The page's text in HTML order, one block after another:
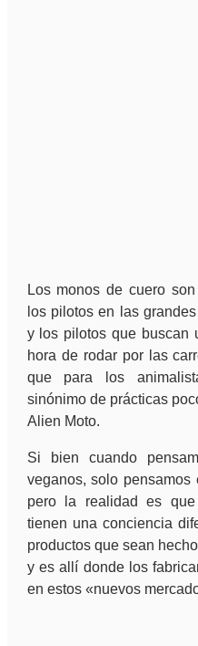
Los monos de cuero
los pilotos en las
y los pilotos que buscan
hora de rodar por las
que para los
sinónimo de prácticas
Alien Moto.
Si bien cuando
veganos, solo pensamos
pero la realidad es
tienen una conciencia
productos que sean
y es allí donde los
en estos «nuevos